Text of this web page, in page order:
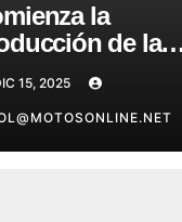
la
de la
generación
15, 2025